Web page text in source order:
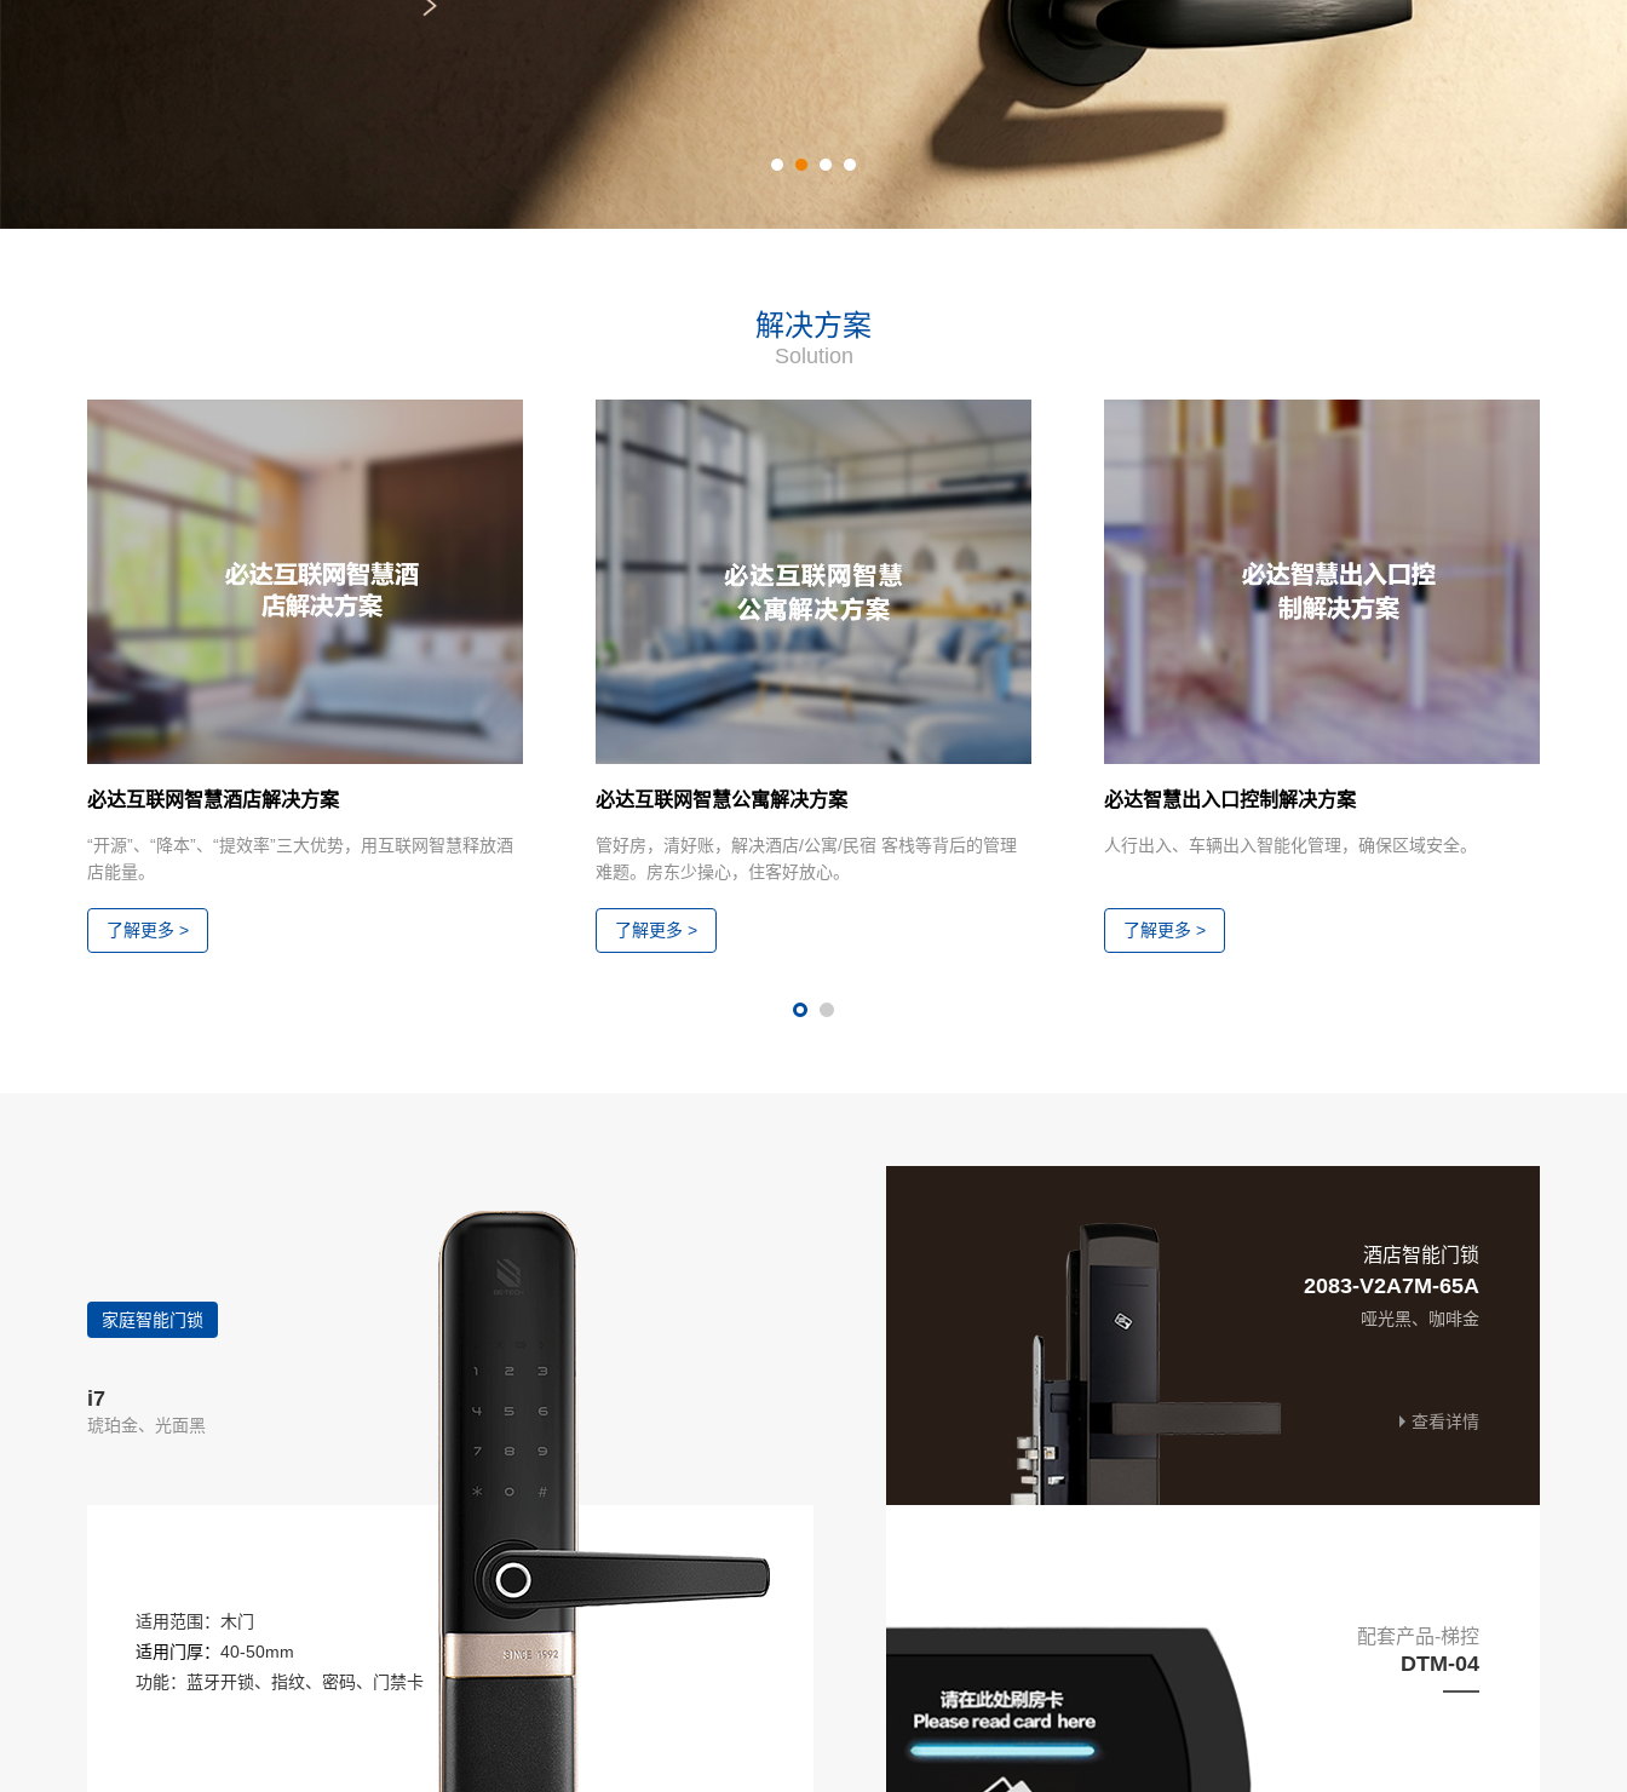
解决方案
Solution
必达互联网智慧酒店解决方案
“开源”、“降本”、“提效率”三大优势，用互联网智慧释放酒
店能量。
了解更多 >
必达互联网智慧公寓解决方案
管好房，清好账，解决酒店/公寓/民宿 客栈等背后的管理
难题。房东少操心，住客好放心。
了解更多 >
必达智慧出入口控制解决方案
人行出入、车辆出入智能化管理，确保区域安全。
了解更多 >
家庭智能门锁
i7
琥珀金、光面黑
适用范围：木门
适用门厚： 40-50mm
功能：蓝牙开锁、指纹、密码、门禁卡
酒店智能门锁
2083-V2A7M-65A
哑光黑、咖啡金
查看详情
配套产品-梯控
DTM-04